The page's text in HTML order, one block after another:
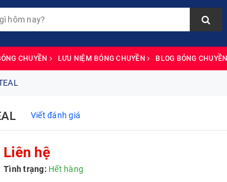
CHUYỀN LƯU NIỆM BÓNG CHUYỀN BLOG BÓNG CHUYỀN
Viết đánh giá
Liên hệ
Tình trạng: Hết hàng